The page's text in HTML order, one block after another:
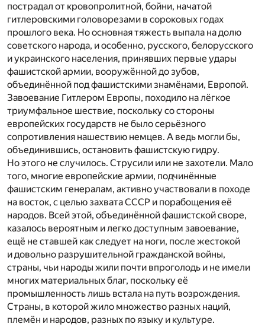
пострадал от кровопролитной, бойни, начатой
гитлеровскими головорезами в сороковых годах
прошлого века. Но основная тяжесть выпала на долю
советского народа, и особенно, русского, белорусского
и украинского населения, принявших первые удары
фашистской армии, вооружённой до зубов,
объединённой под фашистскими знамёнами, Европой.
Завоевание Гитлером Европы, походило на лёгкое
триумфальное шествие, поскольку со стороны
европейских государств не было серьёзного
сопротивления нашествию немцев. А ведь могли бы,
объединившись, остановить фашистскую гидру.
Но этого не случилось. Струсили или не захотели. Мало
того, многие европейские армии, подчинённые
фашистским генералам, активно участвовали в походе
на восток, с целью захвата СССР и порабощения её
народов. Всей этой, объединённой фашистской своре,
казалось вероятным и легко доступным завоевание,
ещё не ставшей как следует на ноги, после жестокой
и довольно разрушительной гражданской войны,
страны, чьи народы жили почти впроголодь и не имели
многих материальных благ, поскольку её
промышленность лишь встала на путь возрождения.
Страны, в которой жило множество разных наций,
племён и народов, разных по языку и культуре.